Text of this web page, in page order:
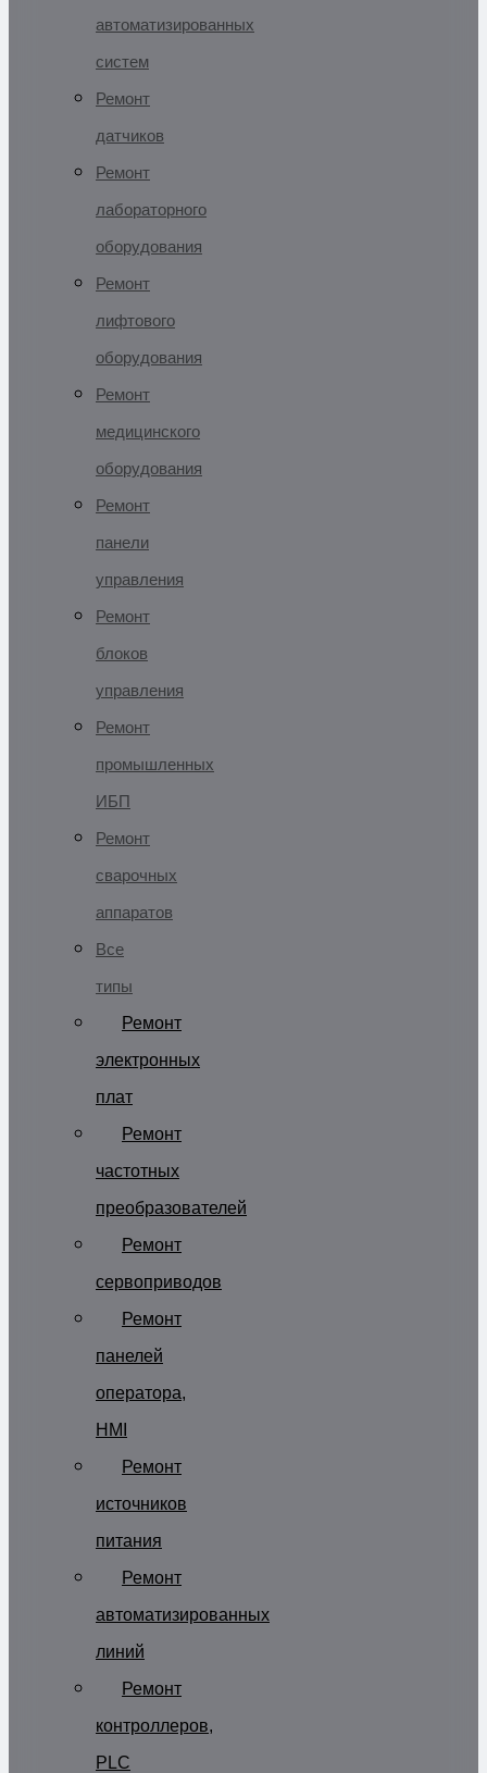
автоматизированных
систем
Ремонт
датчиков
Ремонт
лабораторного
оборудования
Ремонт
лифтового
оборудования
Ремонт
медицинского
оборудования
Ремонт
панели
управления
Ремонт
блоков
управления
Ремонт
промышленных
ИБП
Ремонт
сварочных
аппаратов
Все
типы
Ремонт
электронных
плат
Ремонт
частотных
преобразователей
Ремонт
сервоприводов
Ремонт
панелей
оператора,
HMI
Ремонт
источников
питания
Ремонт
автоматизированных
линий
Ремонт
контроллеров,
PLC